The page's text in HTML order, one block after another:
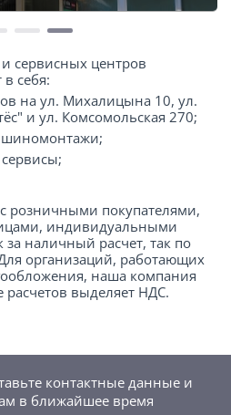
сервисных центров
себя:
на ул. Михалицына 10, ул.
и ул. Комсомольская 270;
шиномонтажи;
розничными покупателями,
индивидуальными
наличный расчет, так по
организаций, работающих
наша компания
выделяет НДС.
контактные данные и
в ближайшее время